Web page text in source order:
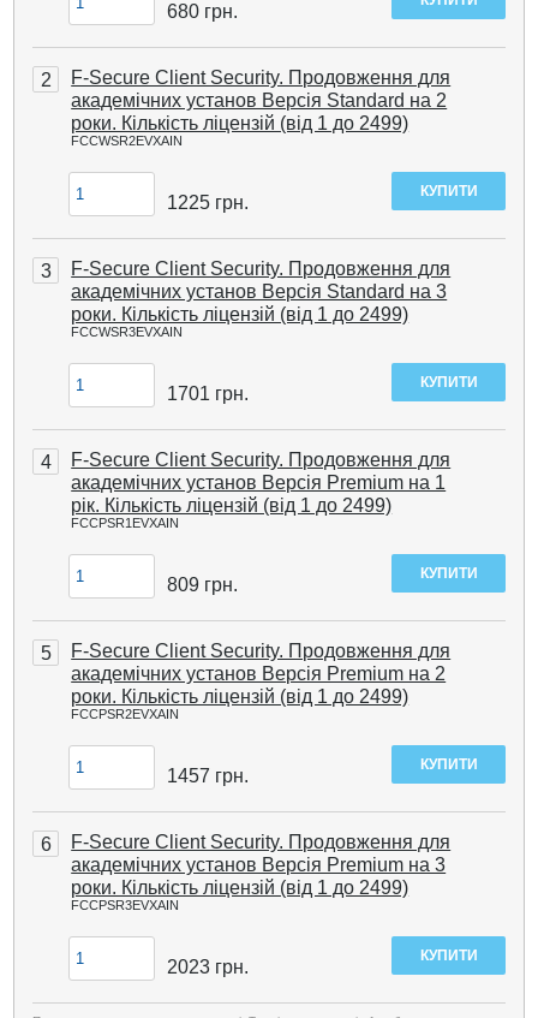
680 грн.
2
F-Secure Client Security. Продовження для
академічних установ Версія Standard на 2
роки. Кількість ліцензій (від 1 до 2499)
FCCWSR2EVXAIN
1225 грн.
3
F-Secure Client Security. Продовження для
академічних установ Версія Standard на 3
роки. Кількість ліцензій (від 1 до 2499)
FCCWSR3EVXAIN
1701 грн.
4
F-Secure Client Security. Продовження для
академічних установ Версія Premium на 1
рік. Кількість ліцензій (від 1 до 2499)
FCCPSR1EVXAIN
809 грн.
5
F-Secure Client Security. Продовження для
академічних установ Версія Premium на 2
роки. Кількість ліцензій (від 1 до 2499)
FCCPSR2EVXAIN
1457 грн.
6
F-Secure Client Security. Продовження для
академічних установ Версія Premium на 3
роки. Кількість ліцензій (від 1 до 2499)
FCCPSR3EVXAIN
2023 грн.